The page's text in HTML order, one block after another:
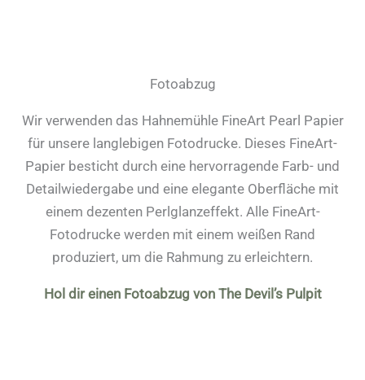
Fotoabzug
Wir verwenden das Hahnemühle FineArt Pearl Papier
für unsere langlebigen Fotodrucke. Dieses FineArt-
Papier besticht durch eine hervorragende Farb- und
Detailwiedergabe und eine elegante Oberfläche mit
einem dezenten Perlglanzeffekt. Alle FineArt-
Fotodrucke werden mit einem weißen Rand
produziert, um die Rahmung zu erleichtern.
Hol dir einen Fotoabzug von The Devil’s Pulpit